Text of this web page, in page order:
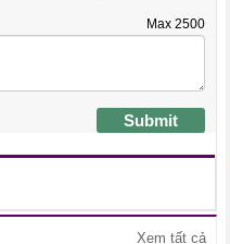
Max 2500
Submit
Xem tất cả